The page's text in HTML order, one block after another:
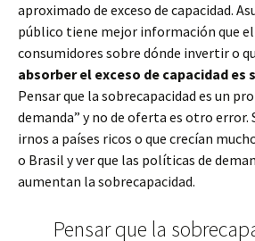
aproximado de exceso de capacidad.
público tiene mejor información que
consumidores sobre dónde invertir o
absorber el exceso de capacidad
Pensar que la sobrecapacidad es un
demanda” y no de oferta es otro error.
irnos a países ricos o que crecían
o Brasil y ver que las políticas de
aumentan la sobrecapacidad.
Pensar que la